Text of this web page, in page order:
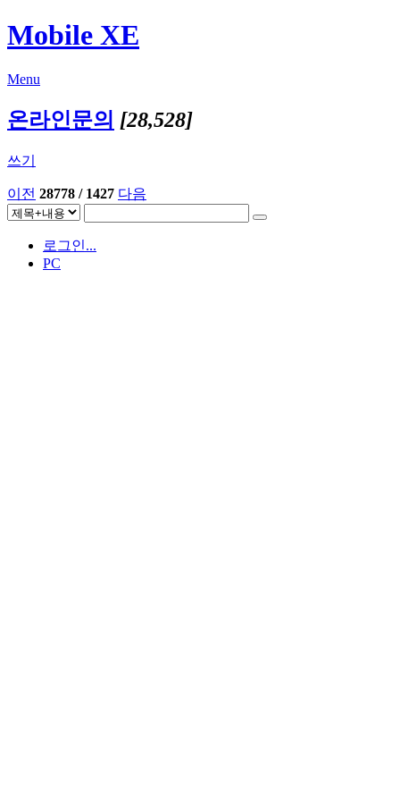
Mobile XE
Menu
온라인문의 [28,528]
쓰기
이전 28778 / 1427 다음
로그인...
PC